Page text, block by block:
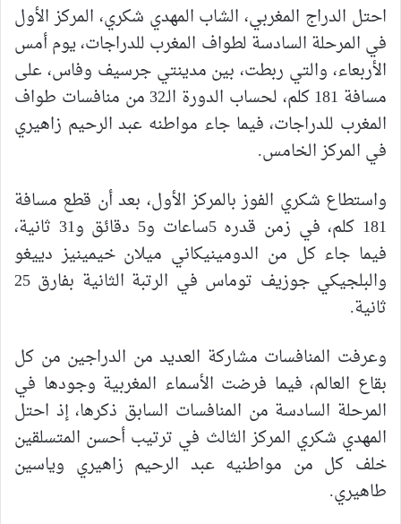
احتل الدراج المغربي، الشاب المهدي شكري، المركز الأول
في المرحلة السادسة لطواف المغرب للدراجات، يوم أمس
الأربعاء، والتي ربطت، بين مدينتي جرسيف وفاس، على
مسافة 181 كلم، لحساب الدورة الـ32 من منافسات طواف
المغرب للدراجات، فيما جاء مواطنه عبد الرحيم زاهيري
في المركز الخامس.
واستطاع شكري الفوز بالمركز الأول، بعد أن قطع مسافة
181 كلم، في زمن قدره 5ساعات و5 دقائق و31 ثانية،
فيما جاء كل من الدومينيكاني ميلان خيمينيز دييغو
والبلجيكي جوزيف توماس في الرتبة الثانية بفارق 25
ثانية.
وعرفت المنافسات مشاركة العديد من الدراجين من كل
بقاع العالم، فيما فرضت الأسماء المغربية وجودها في
المرحلة السادسة من المنافسات السابق ذكرها، إذ احتل
المهدي شكري المركز الثالث في ترتيب أحسن المتسلقين
خلف كل من مواطنيه عبد الرحيم زاهيري وياسين
طاهيري.